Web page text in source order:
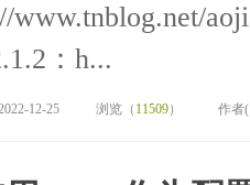
www.tnblog.net/
：h...
12-25 浏览（ 11509） 作者